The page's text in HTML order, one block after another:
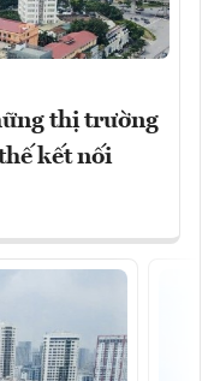
thị trường
kết nối